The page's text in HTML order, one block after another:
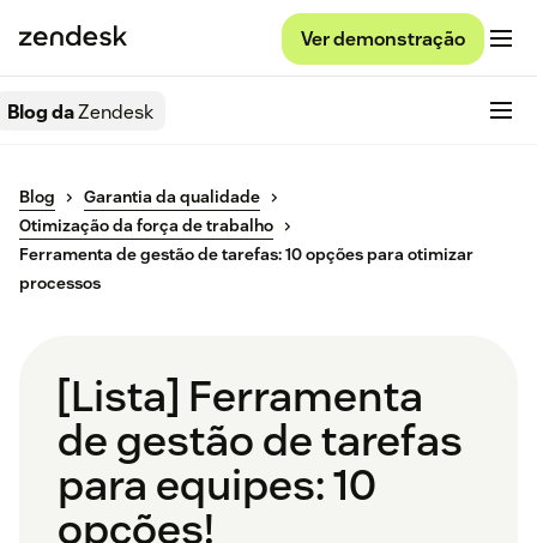
Ver demonstração
Blog daZendesk
Blog
Garantia da qualidade
Otimização da força de trabalho
Ferramenta de gestão de tarefas: 10 opções para otimizar
processos
[Lista] Ferramenta
de gestão de tarefas
para equipes: 10
opções!